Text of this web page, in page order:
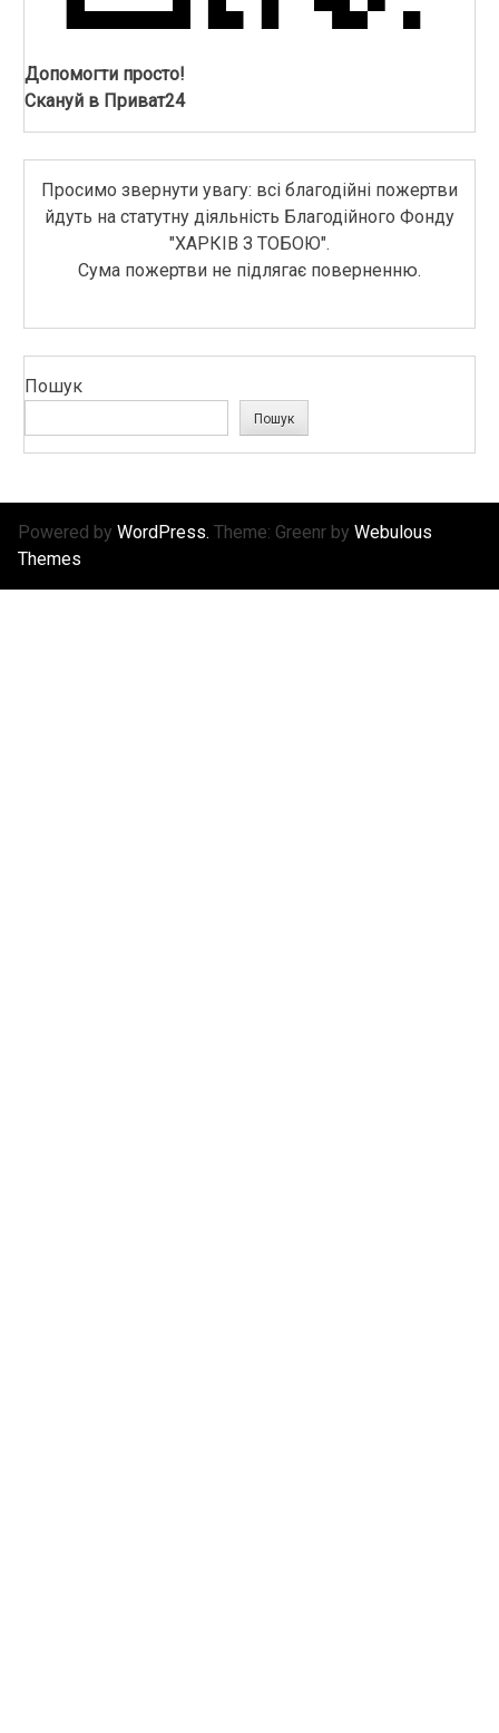
Допомогти просто!
Скануй в Приват24
Просимо звернути увагу: всі благодійні пожертви
йдуть на статутну діяльність Благодійного Фонду
"ХАРКІВ З ТОБОЮ".
Сума пожертви не підлягає поверненню.
Пошук
Пошук
Powered by WordPress. Theme: Greenr by Webulous
Themes